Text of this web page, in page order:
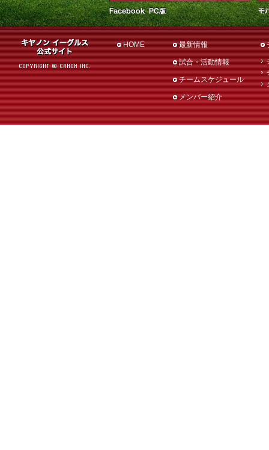
HOME 最新情報
試合・活動情報
チームスケジュール
メンバー紹介